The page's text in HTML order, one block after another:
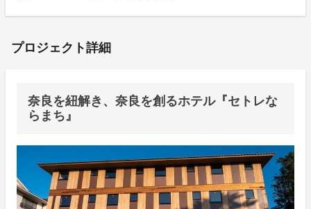
プロジェクト詳細
奈良を紐解き、奈良を創るホテル『セトレな
らまち』